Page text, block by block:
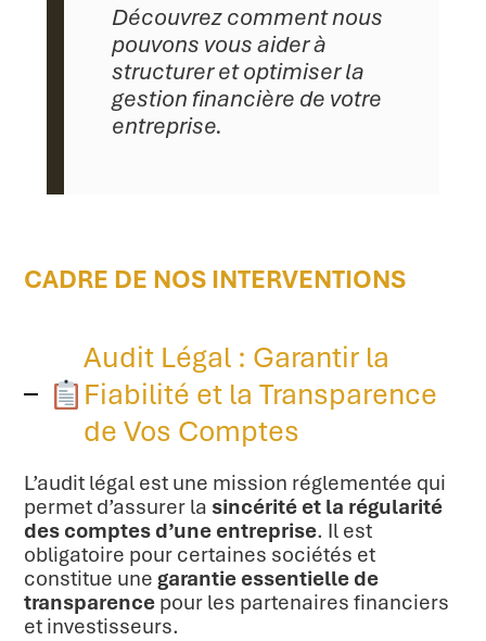
Découvrez comment nous
pouvons vous aider à
structurer et optimiser la
gestion financière de votre
entreprise.
CADRE DE NOS INTERVENTIONS
Audit Légal : Garantir la
Fiabilité et la Transparence
de Vos Comptes
L’audit légal est une mission réglementée qui
permet d’assurer la sincérité et la régularité
des comptes d’une entreprise. Il est
obligatoire pour certaines sociétés et
constitue une garantie essentielle de
transparence pour les partenaires financiers
et investisseurs.